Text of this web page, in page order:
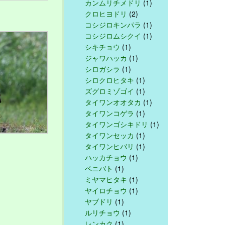
カンムリチメドリ (1)
クロヒヨドリ (2)
コシジロキンパラ (1)
コシジロムシクイ (1)
シキチョウ (1)
ジャワハッカ (1)
シロガシラ (1)
シロクロヒタキ (1)
ズグロミゾゴイ (1)
タイワンオオタカ (1)
タイワンコゲラ (1)
タイワンゴシキドリ (1)
タイワンセッカ (1)
タイワンヒバリ (1)
ハッカチョウ (1)
ベニバト (1)
ミヤマヒタキ (1)
ヤイロチョウ (1)
ヤブドリ (1)
ルリチョウ (1)